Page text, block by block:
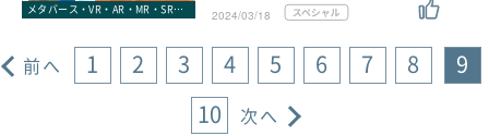
メタバース・VR・AR・MR・SR・xR
2024/03/18
前へ 1 2 3 4 5 6 7 8
9
10
次へ